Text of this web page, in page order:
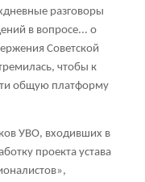
разговоры
в вопросе... о
Советской
чтобы к
общую платформу
УВО, входивших в
проекта устава